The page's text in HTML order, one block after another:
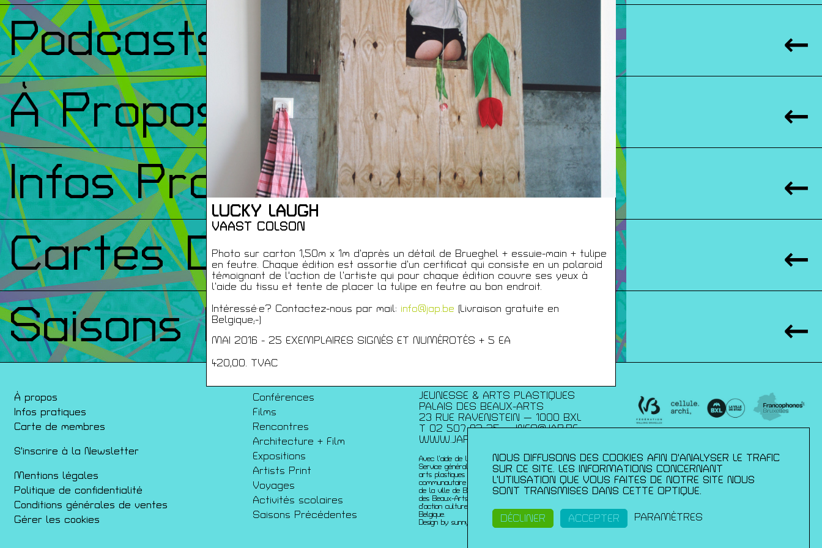
LUCKY LAUGH
VAAST COLSON
Photo sur carton 1,50m x 1m d’après un détail de Brueghel + essuie-main + tulipe
en feutre. Chaque édition est assortie d’un certificat qui consiste en un polaroid
témoignant de l'action de l’artiste qui pour chaque édition couvre ses yeux à
l’aide du tissu et tente de placer la tulipe en feutre au bon endroit.
Intéressé·e? Contactez-nous par mail: info@jap.be (Livraison gratuite en
Belgique;-)
MAI 2016 - 25 EXEMPLAIRES SIGNÉS ET NUMÉROTÉS + 5 EA
420,00. TVAC
Podcasts
À Propos
Infos Pratiques
Cartes De Membre
Saisons Précédentes
À propos
Infos pratiques
Carte de membres
S'inscrire à la Newsletter
Mentions légales
Politique de confidentialité
Conditions générales de ventes
Gérer les cookies
Conférences
Films
Rencontres
Architecture + Film
Expositions
Artists Print
Voyages
Activités scolaires
Saisons Précédentes
JEUNESSE & ARTS PLASTIQUES
PALAIS DES BEAUX-ARTS
23 RUE RAVENSTEIN — 1000 BXL
T 02 507 82 25 —INFO@JAP.BE
WWW.JAP.BE
Avec l’aide de la Fédération Wallonie-Bruxelles :
Service généralde la création artistique – direction des
arts plastiques contemporains ; de la Commission
communautaire française ; de l’échevinat de la culture
de la ville de Bruxelles ; de urban brussels ;du Palais
des Beaux-Arts et du du Service de coopération et
d’action culturelle de l’ambassade de France en
Belgique.
Design by sunny-side-up.
NOUS DIFFUSONS DES COOKIES AFIN D'ANALYSER LE TRAFIC
SUR CE SITE. LES INFORMATIONS CONCERNANT
L’UTILISATION QUE VOUS FAITES DE NOTRE SITE NOUS
SONT TRANSMISES DANS CETTE OPTIQUE.
DÉCLINER ACCEPTER PARAMÈTRES